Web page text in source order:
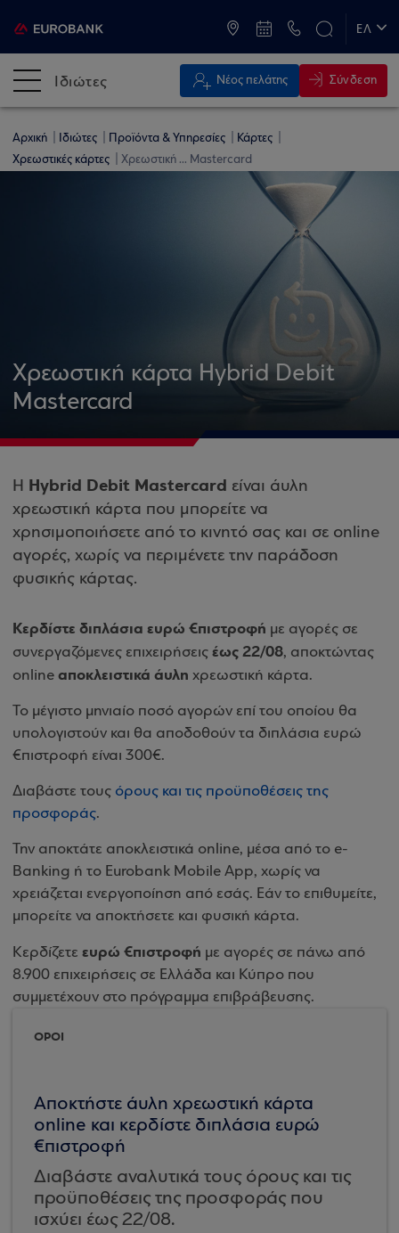
ΕΛ
Ιδιώτες Νέος πελάτης Σύνδεση
Αρχική Ιδιώτες Προϊόντα & Υπηρεσίες
Κάρτες
Χρεωστικές κάρτες
Χρεωστική ... Mastercard
Χρεωστική κάρτα Hybrid Debit
Mastercard
Η Hybrid Debit Mastercard είναι άυλη
χρεωστική κάρτα που μπορείτε να
χρησιμοποιήσετε από το κινητό σας και σε online
αγορές, χωρίς να περιμένετε την παράδοση
φυσικής κάρτας.
Κερδίστε διπλάσια ευρώ €πιστροφή με αγορές σε
συνεργαζόμενες επιχειρήσεις έως 22/08, αποκτώντας
online αποκλειστικά άυλη χρεωστική κάρτα.
Το μέγιστο μηνιαίο ποσό αγορών επί του οποίου θα
υπολογιστούν και θα αποδοθούν τα διπλάσια ευρώ
€πιστροφή είναι 300€.
Διαβάστε τους όρους και τις προϋποθέσεις της
προσφοράς.
Την αποκτάτε αποκλειστικά online, μέσα από το e-
Banking ή το Eurobank Mobile App, χωρίς να
χρειάζεται ενεργοποίηση από εσάς. Εάν το επιθυμείτε,
μπορείτε να αποκτήσετε και φυσική κάρτα.
Κερδίζετε ευρώ €πιστροφή με αγορές σε πάνω από
8.900 επιχειρήσεις σε Ελλάδα και Κύπρο που
συμμετέχουν στο πρόγραμμα επιβράβευσης.
ΟΡΟΙ
Αποκτήστε άυλη χρεωστική κάρτα
online και κερδίστε διπλάσια ευρώ
€πιστροφή
Διαβάστε αναλυτικά τους όρους και τις
προϋποθέσεις της προσφοράς που
ισχύει έως 22/08.